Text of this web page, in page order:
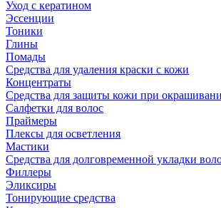
Уход с кератином
Эссенции
Тоники
Глины
Помады
Средства для удаления краски с кожи
Концентраты
Средства для защиты кожи при
Салфетки для волос
Праймеры
Плексы для осветления
Мастики
Средства для долговременной укладки
Филлеры
Эликсиры
Тонирующие средства